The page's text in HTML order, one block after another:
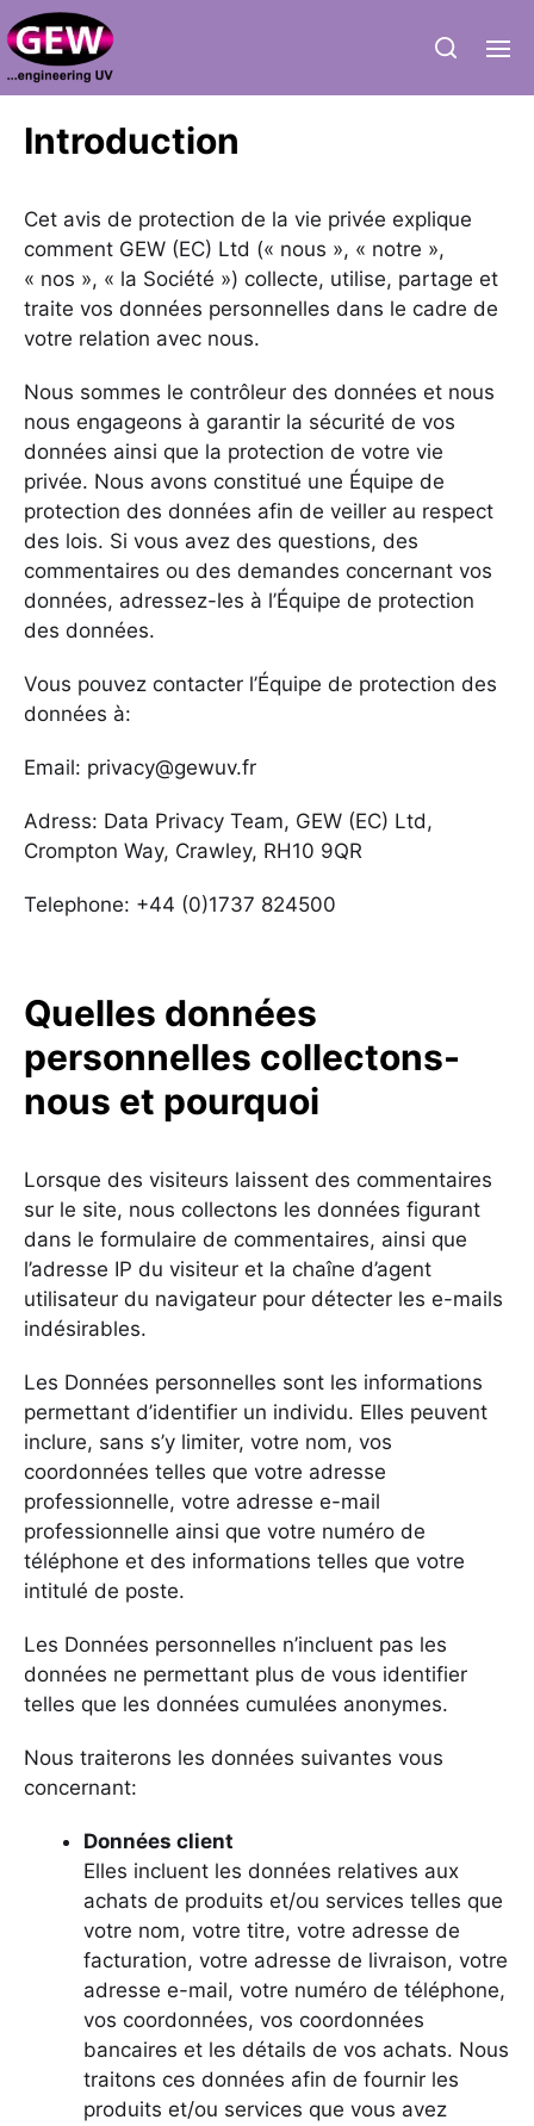
Introduction
Cet avis de protection de la vie privée explique
comment GEW (EC) Ltd (« nous », « notre »,
« nos », « la Société ») collecte, utilise, partage et
traite vos données personnelles dans le cadre de
votre relation avec nous.
Nous sommes le contrôleur des données et nous
nous engageons à garantir la sécurité de vos
données ainsi que la protection de votre vie
privée. Nous avons constitué une Équipe de
protection des données afin de veiller au respect
des lois. Si vous avez des questions, des
commentaires ou des demandes concernant vos
données, adressez-les à l’Équipe de protection
des données.
Vous pouvez contacter l’Équipe de protection des
données à:
Email: privacy@gewuv.fr
Adress: Data Privacy Team, GEW (EC) Ltd,
Crompton Way, Crawley, RH10 9QR
Telephone: +44 (0)1737 824500
Quelles données
personnelles collectons-
nous et pourquoi
Lorsque des visiteurs laissent des commentaires
sur le site, nous collectons les données figurant
dans le formulaire de commentaires, ainsi que
l’adresse IP du visiteur et la chaîne d’agent
utilisateur du navigateur pour détecter les e-mails
indésirables.
Les Données personnelles sont les informations
permettant d’identifier un individu. Elles peuvent
inclure, sans s’y limiter, votre nom, vos
coordonnées telles que votre adresse
professionnelle, votre adresse e-mail
professionnelle ainsi que votre numéro de
téléphone et des informations telles que votre
intitulé de poste.
Les Données personnelles n’incluent pas les
données ne permettant plus de vous identifier
telles que les données cumulées anonymes.
Nous traiterons les données suivantes vous
concernant:
Données client
Elles incluent les données relatives aux
achats de produits et/ou services telles que
votre nom, votre titre, votre adresse de
facturation, votre adresse de livraison, votre
adresse e-mail, votre numéro de téléphone,
vos coordonnées, vos coordonnées
bancaires et les détails de vos achats. Nous
traitons ces données afin de fournir les
produits et/ou services que vous avez